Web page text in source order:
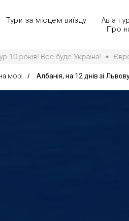
Тури за місцем виїзду Авіа
Про
буде Україна! Євротур 10 років!
морі / Албанія, на 12 днів зі